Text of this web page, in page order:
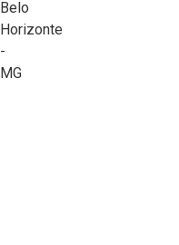
Belo
Horizonte
-
MG